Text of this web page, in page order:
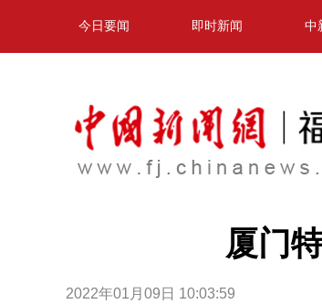
今日要闻 即时新闻 中
厦门
2022年01月09日 10:03:59